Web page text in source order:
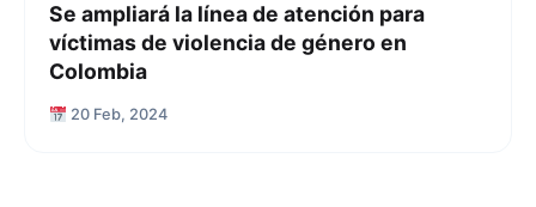
Se ampliará la línea de atención para
víctimas de violencia de género en
Colombia
20 Feb, 2024